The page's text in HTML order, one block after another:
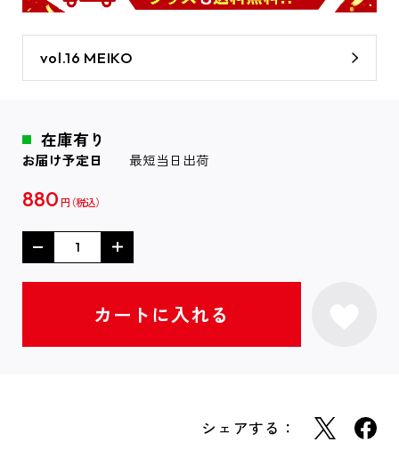
vol.16 MEIKO
在庫有り
お届け予定日 最短当日出荷
880 円
シェアする：